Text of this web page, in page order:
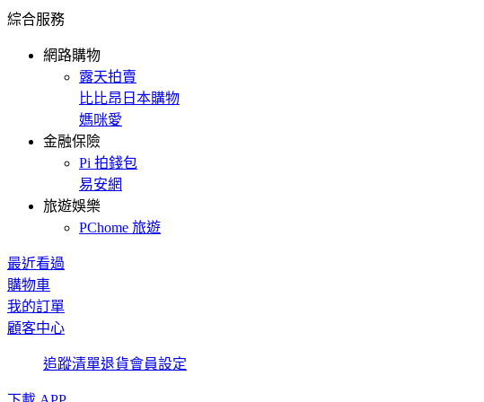
綜合服務
網路購物
露天拍賣
比比昂日本購物
媽咪愛
金融保險
Pi 拍錢包
易安網
旅遊娛樂
PChome 旅遊
最近看過
購物車
我的訂單
顧客中心
追蹤清單退貨會員設定